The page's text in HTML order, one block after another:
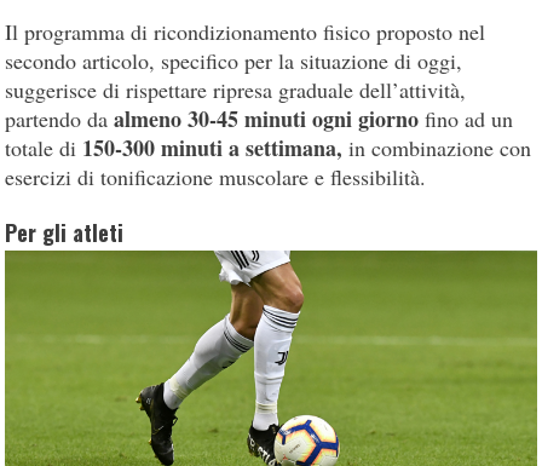
Il programma di ricondizionamento fisico proposto nel
secondo articolo, specifico per la situazione di oggi,
suggerisce di rispettare ripresa graduale dell’attività,
partendo daalmeno 30-45 minuti ogni giorno fino ad un
totale di 150-300 minuti a settimana, in combinazione con
esercizi di tonificazione muscolare e flessibilità.
Per gli atleti